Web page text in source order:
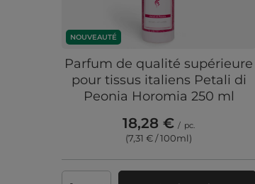
NOUVEAUTÉ
Parfum de qualité supérieure
pour tissus italiens Petali di
Peonia Horomia 250 ml
18,28 € / pc.
(7,31 € / 100ml)